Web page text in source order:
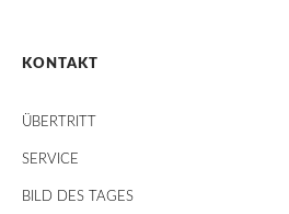
KONTAKT
ÜBERTRITT
SERVICE
BILD DES TAGES